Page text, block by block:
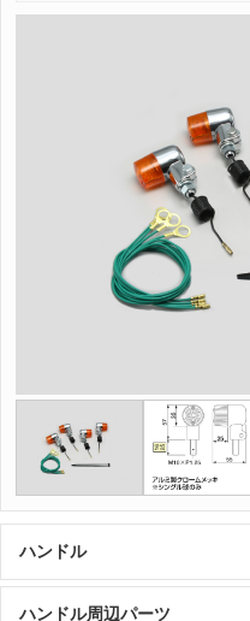
ハンドル
ハンドル周辺パーツ